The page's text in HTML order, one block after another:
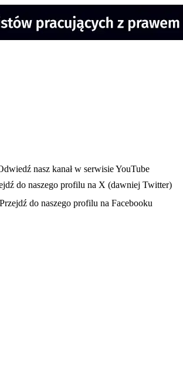
- otwiera się w nowej karcie
nasz kanał w serwisie YouTube
w nowej karcie
do naszego profilu na X (dawniej Twitter)
- otwiera się w nowej karcie
Przejdź do naszego profilu na Facebooku